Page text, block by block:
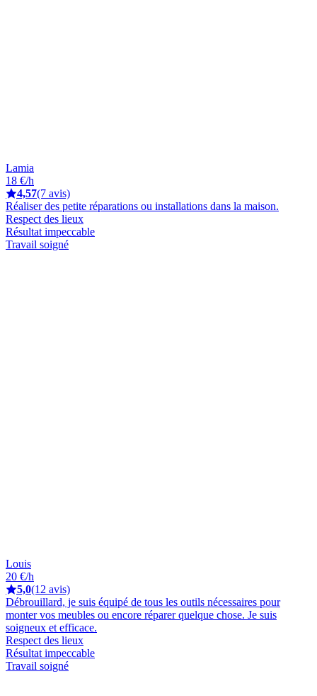
Lamia
18 €/h
4,57(7 avis)
Réaliser des petite réparations ou installations dans la maison.
Respect des lieux
Résultat impeccable
Travail soigné
Louis
20 €/h
5,0(12 avis)
Débrouillard, je suis équipé de tous les outils nécessaires pour
monter vos meubles ou encore réparer quelque chose. Je suis
soigneux et efficace.
Respect des lieux
Résultat impeccable
Travail soigné